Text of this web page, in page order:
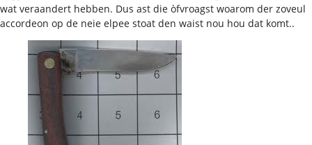
wat veraandert hebben. Dus ast die òfvroagst woarom der zoveul
accordeon op de neie elpee stoat den waist nou hou dat komt..